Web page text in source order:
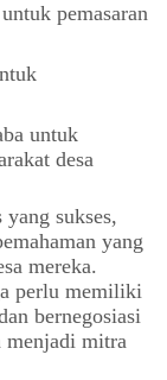
pemasaran
untuk
desa
sukses,
yang
mereka.
perlu memiliki
bernegosiasi
menjadi mitra